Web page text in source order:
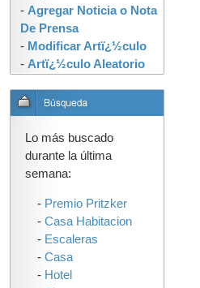
- Agregar Noticia o Nota
De Prensa
- Modificar Artï¿½culo
- Artï¿½culo Aleatorio
Lo más buscado
durante la última
semana:
- Premio Pritzker
- Casa Habitacion
- Escaleras
- Casa
- Hotel